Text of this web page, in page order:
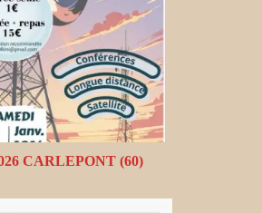
CARLEPONT (60)